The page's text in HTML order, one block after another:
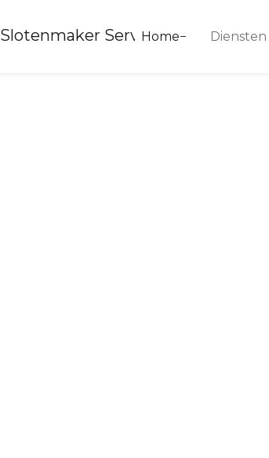
Slotenmaker Service 24
Home Diensten